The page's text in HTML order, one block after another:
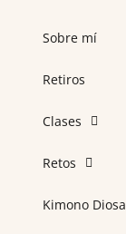
Sobre mí
Retiros
Clases
Retos
Kimono Diosa